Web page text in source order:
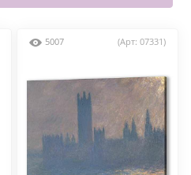
5007 (Арт: 07331)